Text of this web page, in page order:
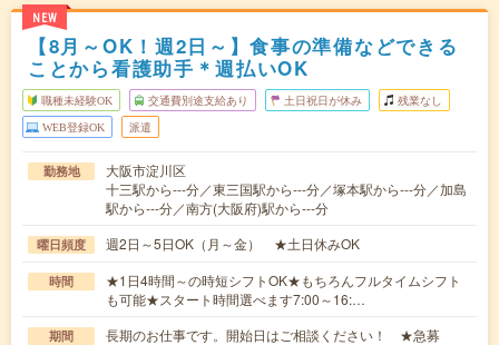
NEW
【8月～OK！週2日～】食事の準備などできる
ことから看護助手＊週払いOK
職種未経験OK 交通費別途支給あり 土日祝日が休み 残業なし
WEB登録OK 派遣
勤務地
大阪市淀川区
十三駅から---分／東三国駅から---分／塚本駅から---分／加島
駅から---分／南方(大阪府)駅から---分
曜日頻度 週2日～5日OK（月～金） ★土日休みOK
時間
★1日4時間～の時短シフトOK★もちろんフルタイムシフト
も可能★スタート時間選べます7:00～16:…
期間 長期のお仕事です。開始日はご相談ください！ ★急募